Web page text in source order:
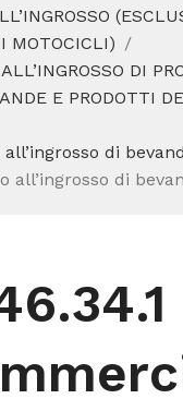
MOTOCICLI)
DI
E PRODOTTI
di
all’ingrosso di